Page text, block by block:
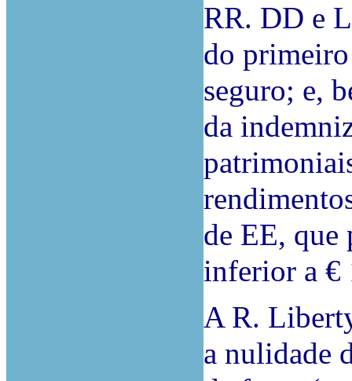
RR. DD e
do
seguro; e,
da
de EE, que
inferior a €
A R.
a nulidade